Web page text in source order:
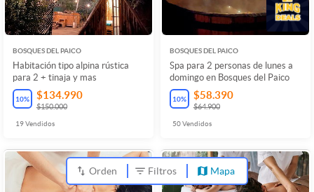
BOSQUES DEL PAICO
Habitación tipo alpina rústica
para 2 + tinaja y mas
10% $134.990
$150.000
19Vendidos
BOSQUES DEL PAICO
Spa para 2 personas de lunes a
domingo en Bosques del Paico
10% $58.390
$64.900
50Vendidos
Orden Filtros Mapa